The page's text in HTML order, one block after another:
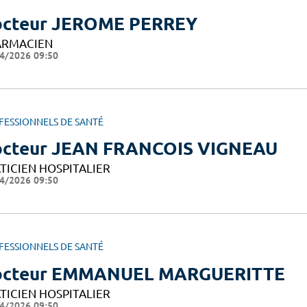
JEROME PERREY
2026 09:50
DE SANTÉ
JEAN FRANCOIS VIGNEAU
HOSPITALIER
2026 09:50
DE SANTÉ
EMMANUEL MARGUERITTE
HOSPITALIER